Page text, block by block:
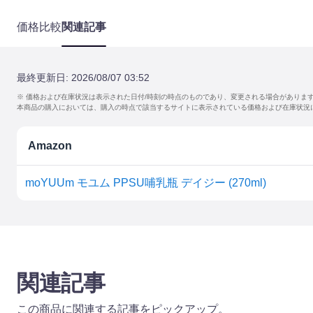
価格比較関連記事
最終更新日: 2026/08/07 03:52
※ 価格および在庫状況は表示された日付/時刻の時点のものであり、変更される場合があります
本商品の購入においては、購入の時点で該当するサイトに表示されている価格および在庫状況
Amazon
moYUUm モユム PPSU哺乳瓶 デイジー (270ml)
関連記事
この商品に関連する記事をピックアップ。